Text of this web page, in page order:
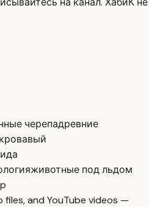
черепадревние
кровавый
животные под льдом
files, and YouTube videos —